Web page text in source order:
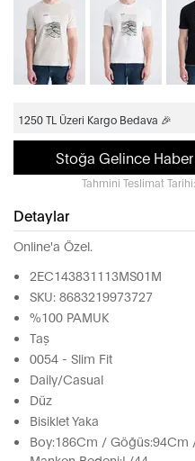
1250 TL Üzeri Kargo Bedava 🎉
Stoğa Gelince
Tahmini Teslimat Tarihi:
Detaylar
Online'a Özel.
2EC143831113MS01M
SKU: 8683219973727
%100 PAMUK
Taş
0054 - Slim Fit
Daily/Casual
Düz
Bisiklet Yaka
Boy:186Cm /